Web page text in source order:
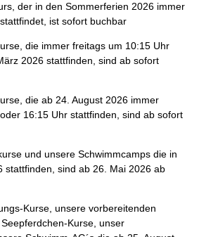
der in den Sommerferien 2026 immer
ist sofort buchbar
die immer freitags um 10:15 Uhr
2026 stattfinden, sind ab sofort
die ab 24. August 2026 immer
16:15 Uhr stattfinden, sind ab sofort
und unsere Schwimmcamps die in
stattfinden, sind ab 26. Mai 2026 ab
Kurse, unsere vorbereitenden
Kurse, unser